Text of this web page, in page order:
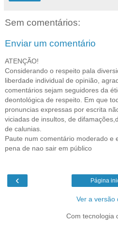
Sem comentários:
Enviar um comentário
ATENÇÃO!
Considerando o respeito pala
liberdade individual de opinião,
comentários sejam seguidores da
deontológica de respeito. Em que
pronuncias expressas por escrita
viciadas de insultos, de
de calunias.
Paute num comentário moderado e
pena de nao sair em público
‹ Página
Ver a versão
Com tecnologia